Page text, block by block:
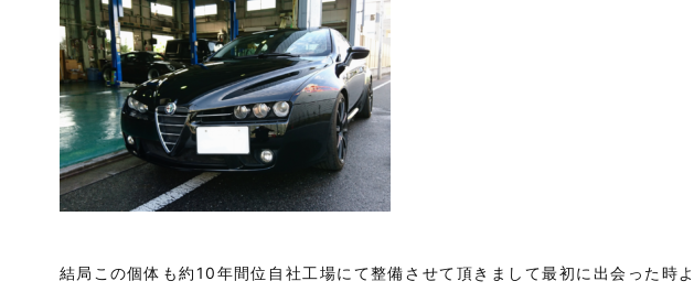
結局この個体も約10年間位自社工場にて整備させて頂きまして最初に出会った時